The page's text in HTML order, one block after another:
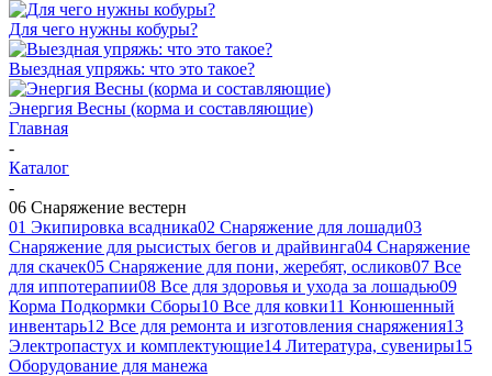
Для чего нужны кобуры?
Выездная упряжь: что это такое?
Энергия Весны (корма и составляющие)
Главная
-
Каталог
-
06 Снаряжение вестерн
01 Экипировка всадника02 Снаряжение для лошади03
Снаряжение для рысистых бегов и драйвинга04 Снаряжение
для скачек05 Снаряжение для пони, жеребят, осликов07 Все
для иппотерапии08 Все для здоровья и ухода за лошадью09
Корма Подкормки Сборы10 Все для ковки11 Конюшенный
инвентарь12 Все для ремонта и изготовления снаряжения13
Электропастух и комплектующие14 Литература, сувениры15
Оборудование для манежа